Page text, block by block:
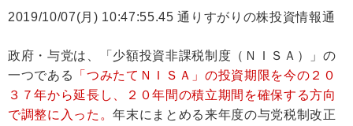
2019/10/07(月) 10:47:55.45 通りすがりの株投資情報通
政府・与党は、「少額投資非課税制度（ＮＩＳＡ）」の
一つである
「つみたてＮＩＳＡ」の投資期限を今の２０
３７年から延長し、２０年間の積立期間を確保する方向
で調整に入った。年末にまとめる来年度の与党税制改正